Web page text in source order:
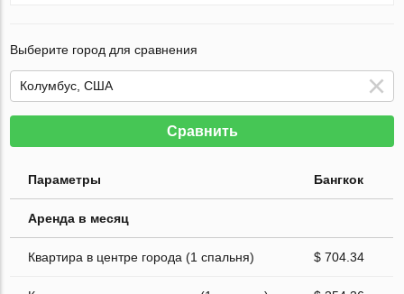
Выберите город для сравнения
Сравнить
Параметры Бангкок
Аренда в месяц
Квартира в центре города (1 спальня) $ 704.34